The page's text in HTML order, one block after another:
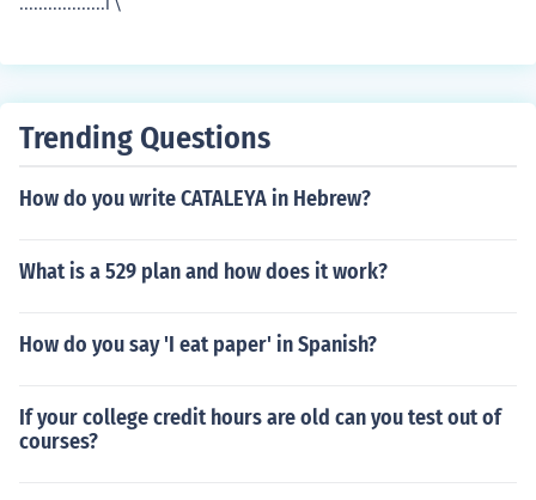
arawan ng laban tanda - larawan ng tanda Ang mga k
an sa mga salita.
Trending Questions
How do you write CATALEYA in Hebrew?
What is a 529 plan and how does it work?
How do you say 'I eat paper' in Spanish?
If your college credit hours are old can you test out of
courses?